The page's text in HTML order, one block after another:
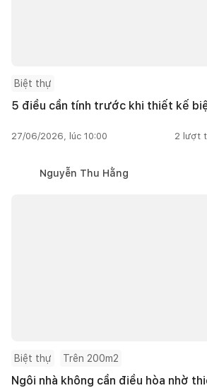
Biệt thự
5 điều cần tính trước khi thiết kế
27/06/2026, lúc 10:00 2 lượt
Nguyễn Thu Hằng
Biệt thự Trên 200m2
Ngôi nhà không cần điều hòa nhờ